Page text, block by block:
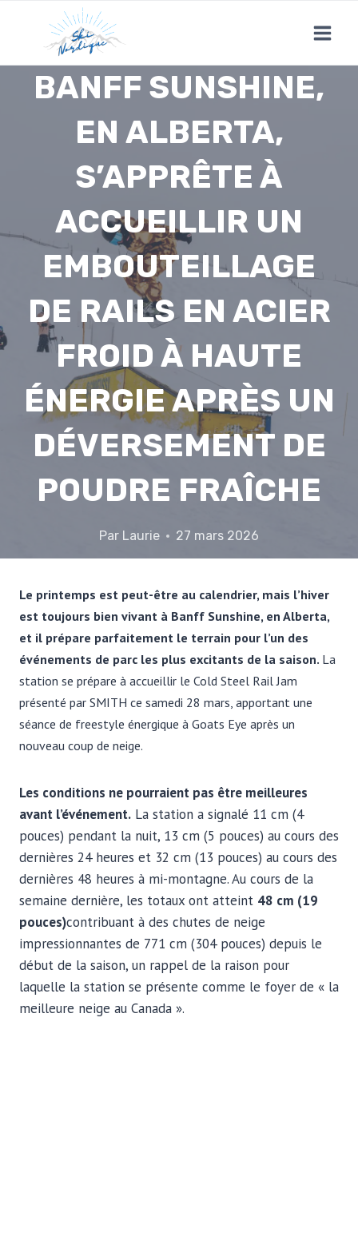
content
BANFF SUNSHINE,
EN ALBERTA,
S’APPRÊTE À
ACCUEILLIR UN
EMBOUTEILLAGE
DE RAILS EN ACIER
FROID À HAUTE
ÉNERGIE APRÈS UN
DÉVERSEMENT DE
POUDRE FRAÎCHE
Par Laurie 27 mars 2026
Le printemps est peut-être au calendrier, mais l’hiver
est toujours bien vivant à Banff Sunshine, en Alberta,
et il prépare parfaitement le terrain pour l’un des
événements de parc les plus excitants de la saison. La
station se prépare à accueillir le Cold Steel Rail Jam
présenté par SMITH ce samedi 28 mars, apportant une
séance de freestyle énergique à Goats Eye après un
nouveau coup de neige.
Les conditions ne pourraient pas être meilleures
avant l’événement. La station a signalé 11 cm (4
pouces) pendant la nuit, 13 cm (5 pouces) au cours des
dernières 24 heures et 32 ​​cm (13 pouces) au cours des
dernières 48 heures à mi-montagne. Au cours de la
semaine dernière, les totaux ont atteint 48 cm (19
pouces)contribuant à des chutes de neige
impressionnantes de 771 cm (304 pouces) depuis le
début de la saison, un rappel de la raison pour
laquelle la station se présente comme le foyer de « la
meilleure neige au Canada ».